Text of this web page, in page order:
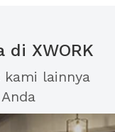
XWORK
lainnya